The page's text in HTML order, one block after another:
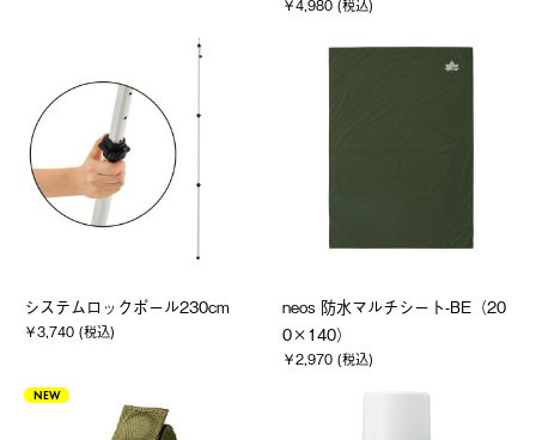
￥4,980 (税込)
システムロックポール230cm
￥3,740 (税込)
neos 防水マルチシート-BE（20
0×140）
￥2,970 (税込)
NEW